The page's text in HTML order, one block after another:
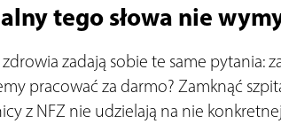
tego słowa nie
zadają sobie te same pytania:
pracować za darmo? Zamknąć
z NFZ nie udzielają na nie konkretnej